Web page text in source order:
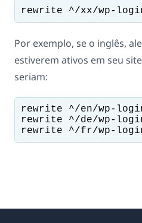
Por exemplo, se o inglês,
estiverem ativos em seu
seriam:
rewrite ^/en/wp-
rewrite ^/de/wp-